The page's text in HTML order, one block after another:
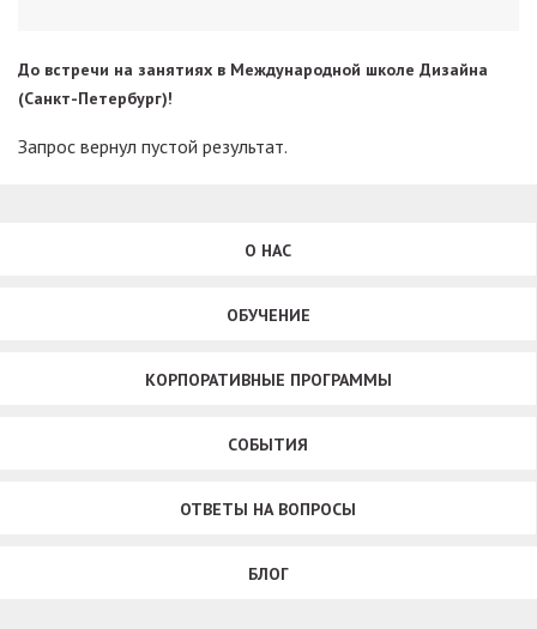
До встречи на занятиях в Международной школе Дизайна
(Санкт-Петербург)!
Запрос вернул пустой результат.
О НАС
ОБУЧЕНИЕ
КОРПОРАТИВНЫЕ ПРОГРАММЫ
СОБЫТИЯ
ОТВЕТЫ НА ВОПРОСЫ
БЛОГ